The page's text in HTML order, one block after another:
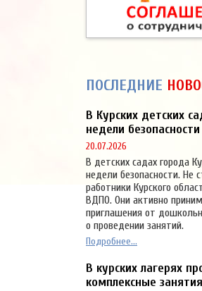
ПОСЛЕДНИЕ
В Курских детских
недели безопасности
20.07.2026
В детских садах города
недели безопасности. Не
работники Курского
ВДПО. Они активно
приглашения от
о проведении занятий.
Подробнее...
В курских лагерях
комплексные занятия